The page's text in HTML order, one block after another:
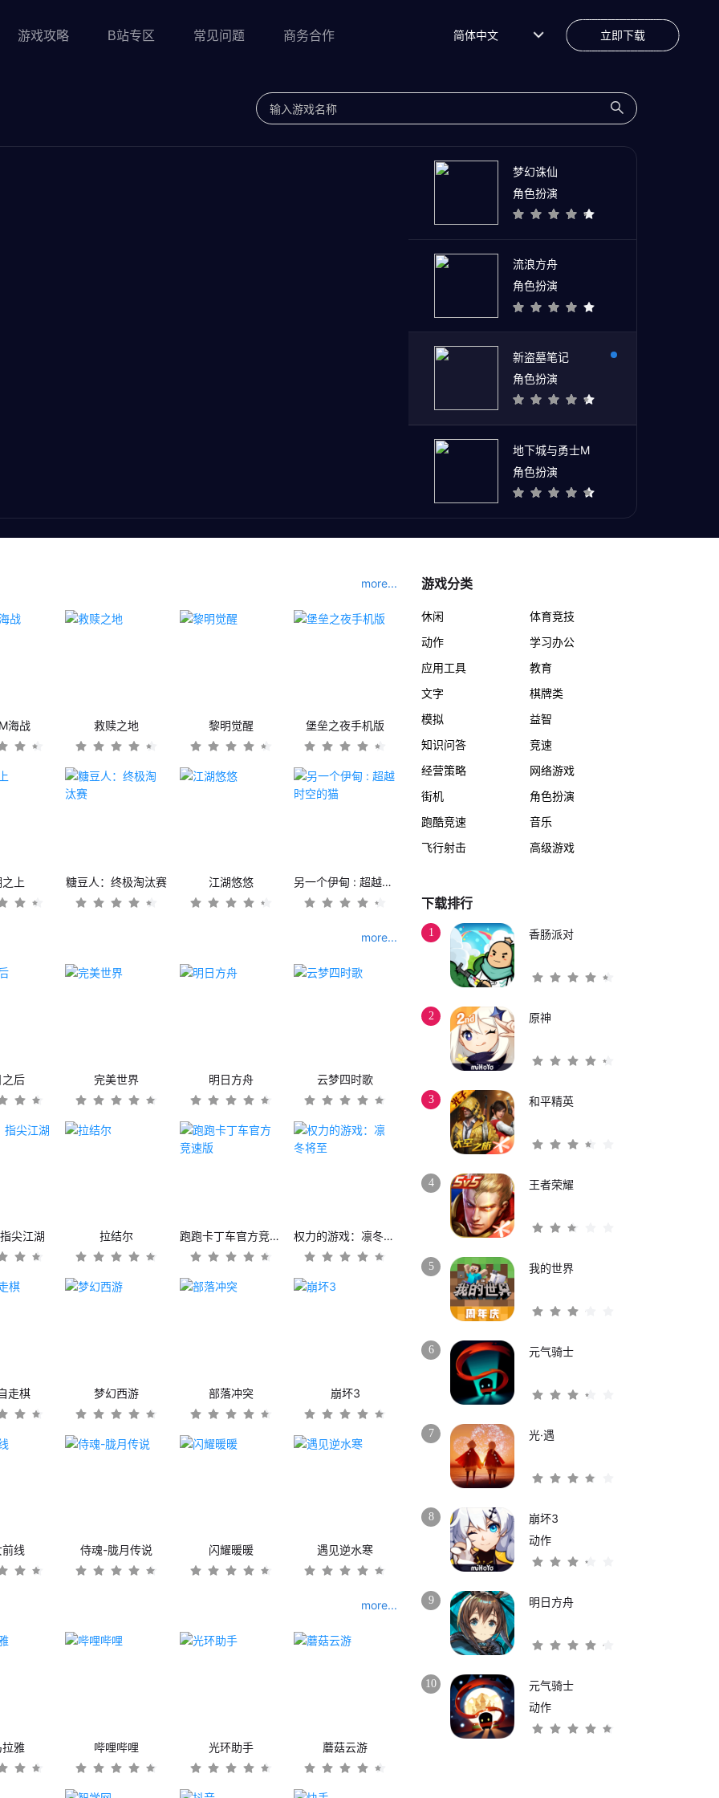
游戏攻略 B站专区 常见问题 商务合作 简体中文 立即下载
梦幻诛仙
角色扮演
流浪方舟
角色扮演
新盗墓笔记
角色扮演
地下城与勇士M
角色扮演
more...
海战 救赎之地 黎明觉醒 堡垒之夜手机版
上 糖豆人：终极淘汰赛 江湖悠悠 另一个伊甸 : 超越时空的猫
more...
后 完美世界 明日方舟 云梦四时歌
尖江湖 拉结尔 跑跑卡丁车官方竞速版 权力的游戏：凛冬将至
走棋 梦幻西游 部落冲突 崩坏3
线 侍魂-胧月传说 闪耀暖暖 遇见逆水寒
more...
雅 哔哩哔哩 光环助手 蘑菇云游
游戏分类
休闲
体育竞技
动作
学习办公
应用工具
教育
文字
棋牌类
模拟
益智
知识问答
竞速
经营策略
网络游戏
街机
角色扮演
跑酷竞速
音乐
飞行射击
高级游戏
下载排行
1 香肠派对
2 原神
3 和平精英
4 王者荣耀
5 我的世界
6 元气骑士
7 光·遇
8
崩坏3
动作
9 明日方舟
10
元气骑士
动作